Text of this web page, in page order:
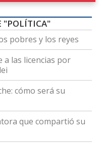
"POLÍTICA"
pobres y los reyes
a las licencias por
cómo será su
que compartió su